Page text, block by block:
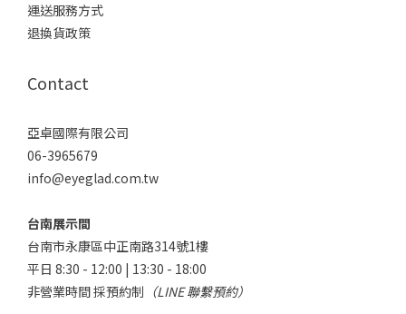
運送服務方式
退換貨政策
Contact
亞卓國際有限公司
06-3965679
info@eyeglad.com.tw
台南展示間
台南市永康區中正南路314號1樓
平日 8:30 - 12:00 | 13:30 - 18:00
非營業時間 採預約制 （LINE 聯繫預約）